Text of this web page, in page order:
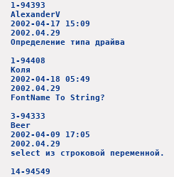
1-94393
AlexanderV
2002-04-17 15:09
2002.04.29
Определение типа драйва
1-94408
Коля
2002-04-18 05:49
2002.04.29
FontName To String?
3-94333
Beer
2002-04-09 17:05
2002.04.29
select из строковой переменной.
14-94549